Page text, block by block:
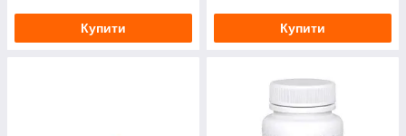
Купити Купити